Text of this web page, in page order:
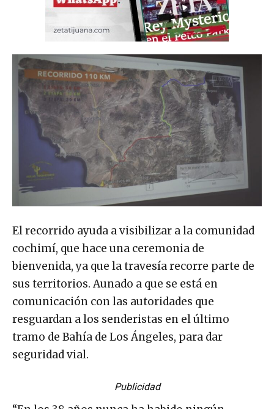
El recorrido ayuda a visibilizar a la comunidad
cochimí, que hace una ceremonia de
bienvenida, ya que la travesía recorre parte de
sus territorios. Aunado a que se está en
comunicación con las autoridades que
resguardan a los senderistas en el último
tramo de Bahía de Los Ángeles, para dar
seguridad vial.
Publicidad